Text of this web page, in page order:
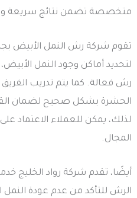
متخصصة تضمن نتائج سريعة
تقوم شركة رش النمل الأبيض
لتحديد أماكن وجود النمل
رش فعالة. كما يتم تدريب
الحشرة بشكل صحيح لضمان
لذلك، يمكن للعملاء الاعتماد
المجال.
أيضًا، تقدم شركة رواد الخليج
الرش للتأكد من عدم عودة